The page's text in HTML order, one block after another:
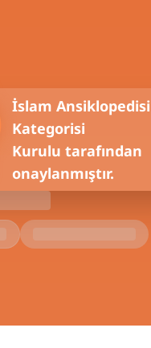
İslam Ansiklopedisi
Kategorisi
Kurulu tarafından
onaylanmıştır.